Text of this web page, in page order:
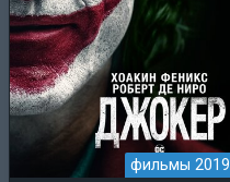
фильмы 2019